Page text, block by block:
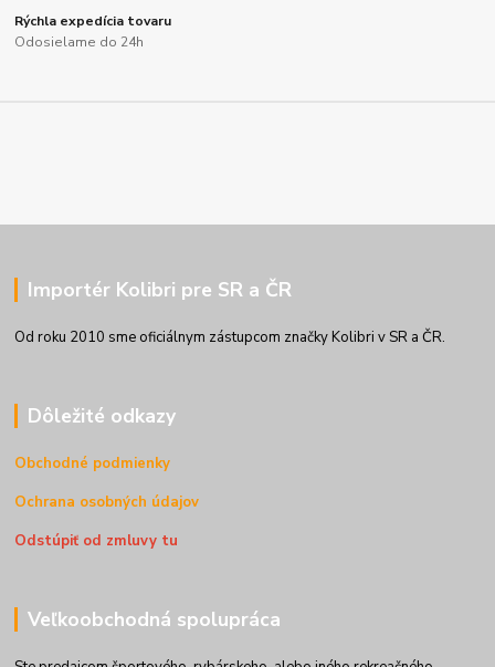
Rýchla expedícia tovaru
Odosielame do 24h
Importér Kolibri pre SR a ČR
Od roku 2010 sme oficiálnym zástupcom značky Kolibri v SR a ČR.
Dôležité odkazy
Obchodné podmienky
Ochrana osobných údajov
Odstúpiť od zmluvy tu
Veľkoobchodná spolupráca